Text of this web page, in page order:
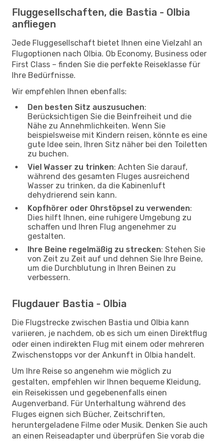
Fluggesellschaften, die Bastia - Olbia
anfliegen
Jede Fluggesellschaft bietet Ihnen eine Vielzahl an
Flugoptionen nach Olbia. Ob Economy, Business oder
First Class – finden Sie die perfekte Reiseklasse für
Ihre Bedürfnisse.
Wir empfehlen Ihnen ebenfalls:
Den besten Sitz auszusuchen:
Berücksichtigen Sie die Beinfreiheit und die
Nähe zu Annehmlichkeiten. Wenn Sie
beispielsweise mit Kindern reisen, könnte es eine
gute Idee sein, Ihren Sitz näher bei den Toiletten
zu buchen.
Viel Wasser zu trinken: Achten Sie darauf,
während des gesamten Fluges ausreichend
Wasser zu trinken, da die Kabinenluft
dehydrierend sein kann.
Kopfhörer oder Ohrstöpsel zu verwenden:
Dies hilft Ihnen, eine ruhigere Umgebung zu
schaffen und Ihren Flug angenehmer zu
gestalten.
Ihre Beine regelmäßig zu strecken: Stehen Sie
von Zeit zu Zeit auf und dehnen Sie Ihre Beine,
um die Durchblutung in Ihren Beinen zu
verbessern.
Flugdauer Bastia - Olbia
Die Flugstrecke zwischen Bastia und Olbia kann
variieren, je nachdem, ob es sich um einen Direktflug
oder einen indirekten Flug mit einem oder mehreren
Zwischenstopps vor der Ankunft in Olbia handelt.
Um Ihre Reise so angenehm wie möglich zu
gestalten, empfehlen wir Ihnen bequeme Kleidung,
ein Reisekissen und gegebenenfalls einen
Augenverband. Für Unterhaltung während des
Fluges eignen sich Bücher, Zeitschriften,
heruntergeladene Filme oder Musik. Denken Sie auch
an einen Reiseadapter und überprüfen Sie vorab die